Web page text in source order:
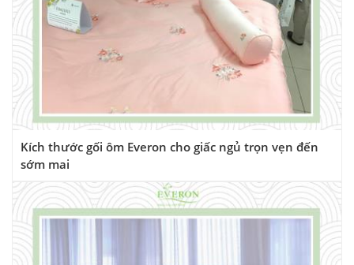
Kích thước gối ôm Everon cho giấc ngủ trọn vẹn đến
sớm mai